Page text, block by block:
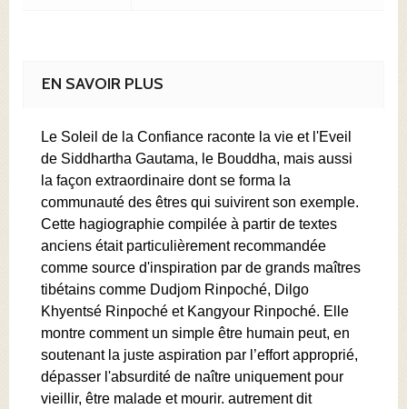
EN SAVOIR PLUS
Le Soleil de la Confiance raconte la vie et l'Eveil
de Siddhartha Gautama, le Bouddha, mais aussi
la façon extraordinaire dont se forma la
communauté des êtres qui suivirent son exemple.
Cette hagiographie compilée à partir de textes
anciens était particulièrement recommandée
comme source d'inspiration par de grands maîtres
tibétains comme Dudjom Rinpoché, Dilgo
Khyentsé Rinpoché et Kangyour Rinpoché. Elle
montre comment un simple être humain peut, en
soutenant la juste aspiration par l’effort approprié,
dépasser l'absurdité de naître uniquement pour
vieillir, être malade et mourir. autrement dit